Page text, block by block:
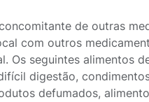
de outras
com outros
Os seguintes alimentos
digestão,
defumados,